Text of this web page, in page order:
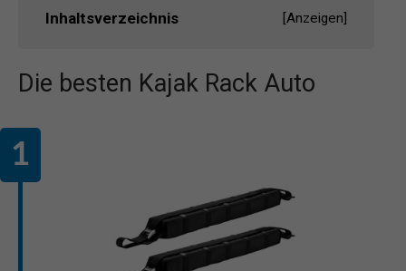
Inhaltsverzeichnis [Anzeigen]
Die besten Kajak Rack Auto